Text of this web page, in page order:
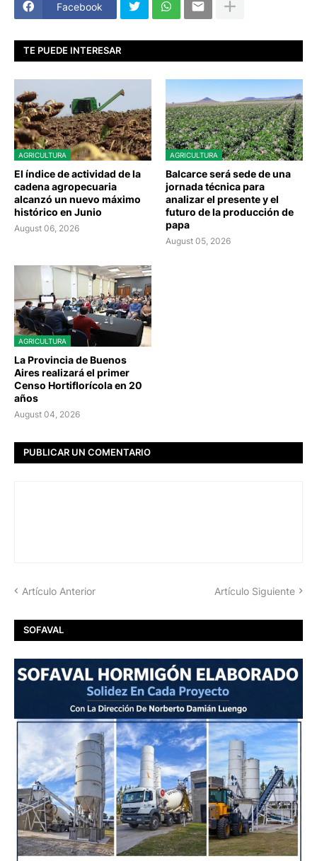
Facebook
TE PUEDE INTERESAR
AGRICULTURA
El índice de actividad de la
cadena agropecuaria
alcanzó un nuevo máximo
histórico en Junio
August 06, 2026
AGRICULTURA
Balcarce será sede de una
jornada técnica para
analizar el presente y el
futuro de la producción de
papa
August 05, 2026
AGRICULTURA
La Provincia de Buenos
Aires realizará el primer
Censo Hortiflorícola en 20
años
August 04, 2026
PUBLICAR UN COMENTARIO
Artículo Anterior Artículo Siguiente
SOFAVAL